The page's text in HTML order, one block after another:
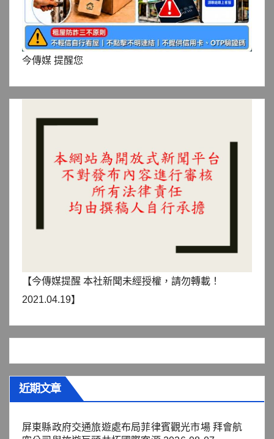
今傳媒 提醒您
【今傳媒提醒 本社新聞未經授權，請勿轉載！
2021.04.19】
近期文章
屏東縣政府交通旅遊處布局菲律賓觀光市場 拜會航